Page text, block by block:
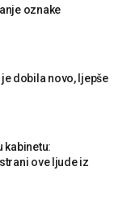
oznake
je dobila novo, ljepše
kabinetu:
ove ljude iz